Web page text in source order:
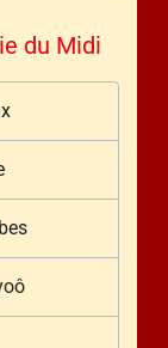
du Midi